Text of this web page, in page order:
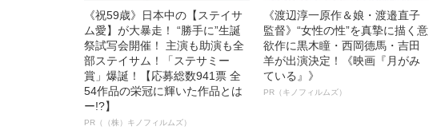
《祝59歳》日本中の【ステイサ
ム愛】が大暴走！ “勝手に”生誕
祭試写会開催！ 主演も助演も全
部ステイサム！「ステサミー
賞」爆誕！【応募総数941票 全
54作品の栄冠に輝いた作品とは
ー!?】
PR（（株）キノフィルムズ）
《渡辺淳一原作＆娘・渡邉直子
監督》“女性の性”を真摯に描く意
欲作に黒木瞳・西岡德馬・吉田
羊が出演決定！《映画『月がみ
ている』》
PR（キノフィルムズ）